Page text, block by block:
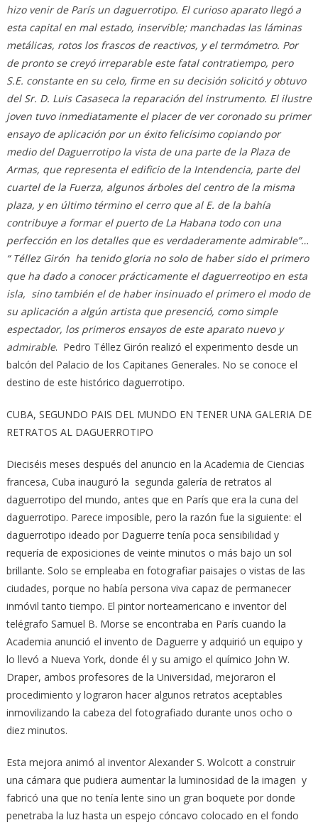
hizo venir de París un daguerrotipo. El curioso aparato llegó a
esta capital en mal estado, inservible; manchadas las láminas
metálicas, rotos los frascos de reactivos, y el termómetro. Por
de pronto se creyó irreparable este fatal contratiempo, pero
S.E. constante en su celo, firme en su decisión solicitó y obtuvo
del Sr. D. Luis Casaseca la reparación del instrumento. El ilustre
joven tuvo inmediatamente el placer de ver coronado su primer
ensayo de aplicación por un éxito felicísimo copiando por
medio del Daguerrotipo la vista de una parte de la Plaza de
Armas, que representa el edificio de la Intendencia, parte del
cuartel de la Fuerza, algunos árboles del centro de la misma
plaza, y en último término el cerro que al E. de la bahía
contribuye a formar el puerto de La Habana todo con una
perfección en los detalles que es verdaderamente admirable”…
“ Téllez Girón ha tenido gloria no solo de haber sido el primero
que ha dado a conocer prácticamente el daguerreotipo en esta
isla, sino también el de haber insinuado el primero el modo de
su aplicación a algún artista que presenció, como simple
espectador, los primeros ensayos de este aparato nuevo y
admirable. Pedro Téllez Girón realizó el experimento desde un
balcón del Palacio de los Capitanes Generales. No se conoce el
destino de este histórico daguerrotipo.
CUBA, SEGUNDO PAIS DEL MUNDO EN TENER UNA GALERIA DE
RETRATOS AL DAGUERROTIPO
Dieciséis meses después del anuncio en la Academia de Ciencias
francesa, Cuba inauguró la segunda galería de retratos al
daguerrotipo del mundo, antes que en París que era la cuna del
daguerrotipo. Parece imposible, pero la razón fue la siguiente: el
daguerrotipo ideado por Daguerre tenía poca sensibilidad y
requería de exposiciones de veinte minutos o más bajo un sol
brillante. Solo se empleaba en fotografiar paisajes o vistas de las
ciudades, porque no había persona viva capaz de permanecer
inmóvil tanto tiempo. El pintor norteamericano e inventor del
telégrafo Samuel B. Morse se encontraba en París cuando la
Academia anunció el invento de Daguerre y adquirió un equipo y
lo llevó a Nueva York, donde él y su amigo el químico John W.
Draper, ambos profesores de la Universidad, mejoraron el
procedimiento y lograron hacer algunos retratos aceptables
inmovilizando la cabeza del fotografiado durante unos ocho o
diez minutos.
Esta mejora animó al inventor Alexander S. Wolcott a construir
una cámara que pudiera aumentar la luminosidad de la imagen y
fabricó una que no tenía lente sino un gran boquete por donde
penetraba la luz hasta un espejo cóncavo colocado en el fondo